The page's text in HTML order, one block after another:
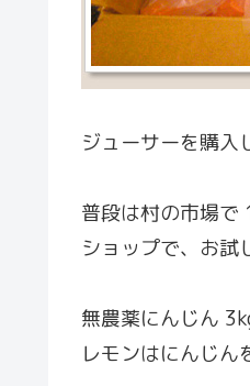
ジューサーを購入
普段は村の市場で
ショップで、お試
無農薬にんじん
レモンはにんじん